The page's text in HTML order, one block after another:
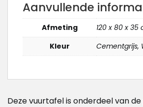
Aanvullende
Afmeting
120 x 80 x 35
Kleur
Cementgrijs,
Deze vuurtafel is onderdeel van